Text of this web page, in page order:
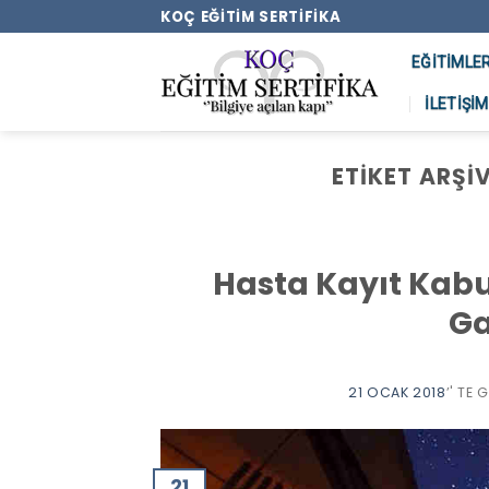
KOÇ EĞITIM SERTIFIKA
İLETIŞIM
ETIKET
Hasta Kayıt
21 OCAK 2018’' TE